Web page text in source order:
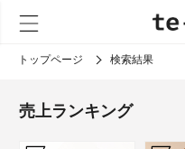
トップページ 検索結果
売上ランキング